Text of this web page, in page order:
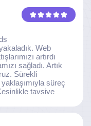
Web
artırdı
sağladı. Artık
Sürekli
süreç
tavsiye